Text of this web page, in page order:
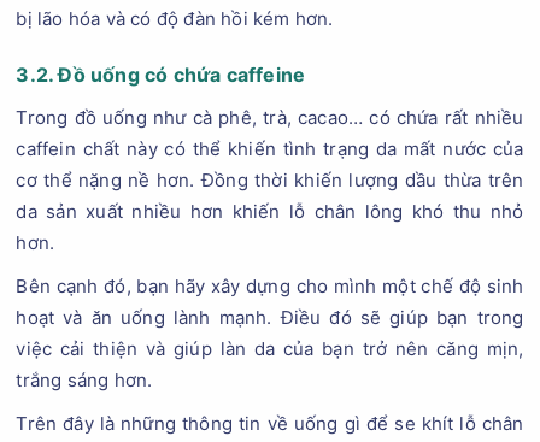
bị lão hóa và có độ đàn hồi kém hơn.
3.2. Đồ uống có chứa caffeine
Trong đồ uống như cà phê, trà, cacao… có chứa rất nhiều
caffein chất này có thể khiến tình trạng da mất nước của
cơ thể nặng nề hơn. Đồng thời khiến lượng dầu thừa trên
da sản xuất nhiều hơn khiến lỗ chân lông khó thu nhỏ
hơn.
Bên cạnh đó, bạn hãy xây dựng cho mình một chế độ sinh
hoạt và ăn uống lành mạnh. Điều đó sẽ giúp bạn trong
việc cải thiện và giúp làn da của bạn trở nên căng mịn,
trắng sáng hơn.
Trên đây là những thông tin về uống gì để se khít lỗ chân